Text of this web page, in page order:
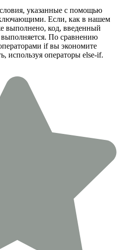
указанные с помощью
Если, как в нашем
выполнено, код, введенный
По сравнению
if вы экономите
используя операторы else-if.